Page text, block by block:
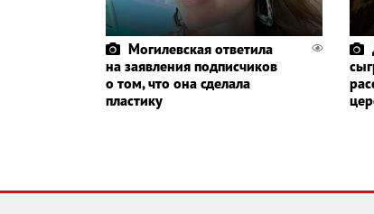
Могилевская ответила
на заявления подписчиков
о том, что она сделала
пластику